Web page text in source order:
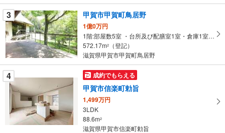
に
保
存
す
る
3 甲賀市甲賀町鳥居野
1億0万円
1階:部屋数5室 ・台所及び配膳室1室・倉庫1室、 2階:部屋数5室・倉庫1室、 地下1階:サウナ・シャワー室
572.17m2
（登記）
滋賀県甲賀市甲賀町鳥居野
4 成約でもらえる
甲賀市信楽町勅旨
1,499万円
3LDK
88.6m2
滋賀県甲賀市信楽町勅旨